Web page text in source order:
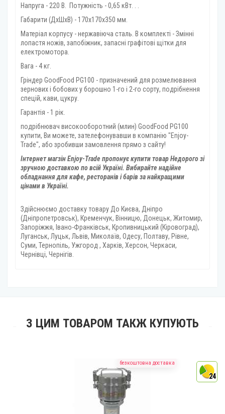
Напруга - 220 В. Потужність - 0,65 кВт. . .
Габарити (ДхШхВ) - 170х170х350 мм.
Матеріал корпусу - нержавіюча сталь. В комплекті - Змінні
лопастя ножів, запобіжник, запасні графітові щітки для
електромотора.
Вага - 4 кг.
Гріндер GoodFood PG100 - призначений для розмелювання
зернових і бобових у борошно 1-го і 2-го сорту, подрібнення
спецій, кави, цукру.
Гарантія - 1 рік.
подрібнювач високооборотний (млин) GoodFood PG100
купити, Ви можете, зателефонувавши в компанію "Enjoy-
Trade", або зробивши замовлення прямо з сайту!
Інтернет магзін Enjoy-Trade пропонує купити товарНедорого зі
зручною доставкою по всій Україні. Вибирайте надійне
обладнання для кафе, ресторанів і барів за найкращими
цінами в Україні.
Здійснюємо доставку товару До Києва, Дніпро
(Дніпропетровськ), Кременчук, Вінницю, Донецьк, Житомир,
Запоріжжя, Івано-Франківськ, Кропивницький (Кіровоград),
Луганськ, Луцьк, Львів, Миколаїв, Одесу, Полтаву, Рівне,
Суми, Тернопіль, Ужгород , Харків, Херсон, Черкаси,
Чернівці, Чернігів.
З ЦИМ ТОВАРОМ ТАКЖ КУПУЮТЬ
безкоштовна доставка
24